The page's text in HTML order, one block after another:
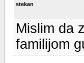
stekan
Mislim da
familijom